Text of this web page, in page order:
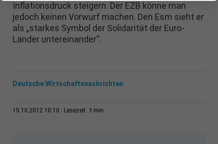
Inflationsdruck steigern. Der EZB könne man
jedoch keinen Vorwurf machen. Den Esm sieht er
als „starkes Symbol der Solidarität der Euro-
Länder untereinander“.
Deutsche Wirtschaftsnachrichten
15.10.2012 10:10 Lesezeit: 1 min